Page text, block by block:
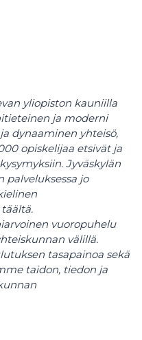
yliopiston kauniilla
ja moderni
dynaaminen yhteisö,
opiskelijaa etsivät ja
Jyväskylän
palveluksessa jo
vuoropuhelu
välillä.
tasapainoa sekä
taidon, tiedon ja